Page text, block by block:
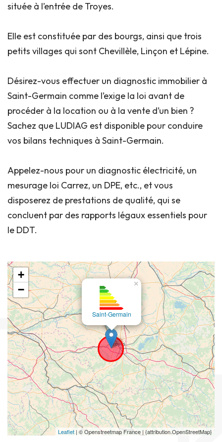
située à l’entrée de Troyes.
Elle est constituée par des bourgs, ainsi que trois
petits villages qui sont Chevillèle, Linçon et Lépine.
Désirez-vous effectuer un diagnostic immobilier à
Saint-Germain comme l’exige la loi avant de
procéder à la location ou à la vente d’un bien ?
Sachez que LUDIAG est disponible pour conduire
vos bilans techniques à Saint-Germain.
Appelez-nous pour un diagnostic électricité, un
mesurage loi Carrez, un DPE, etc., et vous
disposerez de prestations de qualité, qui se
concluent par des rapports légaux essentiels pour
le DDT.
Saint-Germain
×
+
−
Leaflet | © Openstreetmap France | {attribution.OpenStreetMap}